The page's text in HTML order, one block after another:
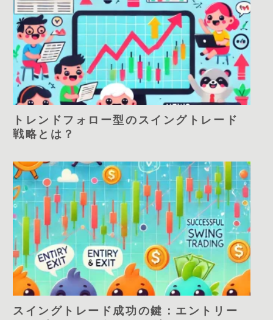
トレンドフォロー型のスイングトレード
戦略とは？
スイングトレード成功の鍵：エントリー